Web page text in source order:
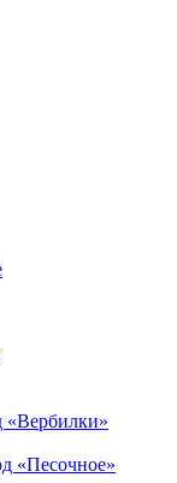
«Вербилки»
«Песочное»